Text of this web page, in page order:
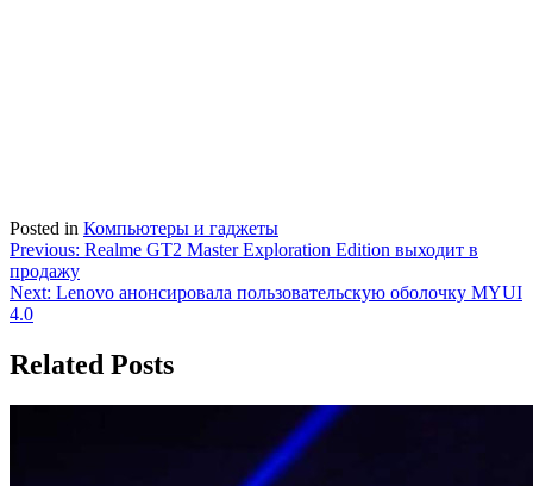
Posted in Компьютеры и гаджеты
Навигация
по
записям
Previous: Realme GT2 Master Exploration Edition выходит в
продажу
Next: Lenovo анонсировала пользовательскую оболочку MYUI
4.0
Related Posts